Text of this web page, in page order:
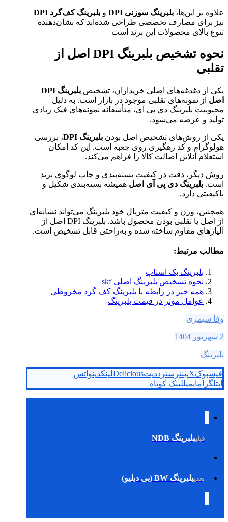
علاوه بر این‌ها، بلبرینگ سوزنی DPI و بلبرینگ کف‌گرد DPI
نیز برای مصارف تخصصی طراحی شده‌اند که نشان‌دهنده
تنوع بالای محصولات این برند است
نحوه تشخیص بلبرینگ DPI اصل از
تقلبی
یکی از دغدغه‌های اصلی خریداران، تشخیص
بلبرینگ DPI
اصل از نمونه‌های تقلبی موجود در بازار است. به دلیل
محبوبیت بلبرینگ دی پی آی، متأسفانه نمونه‌های فیک زیادی
تولید و عرضه می‌شود.
یکی از روش‌های تشخیص اصل بودن بلبرینگ DPI
، بررسی
هولوگرام و کد رهگیری روی جعبه است. این کد امکان
استعلام آنلاین اصالت کالا را فراهم می‌کند.
روش دیگر، دقت در کیفیت بسته‌بندی و چاپ لوگوی برند
است. بلبرینگ دی پی آی اصل همیشه بسته‌بندی شکیل و
باکیفیتی دارد.
همچنین، وزن و کیفیت متریال خود بلبرینگ می‌تواند نشانه‌ای
از اصل یا تقلبی بودن محصول باشد. بلبرینگ DPI اصل از
آلیاژهای مقاوم ساخته شده و به‌راحتی قابل تشخیص است.
مطالب مرتبط:
بلبرینگ بک استاپ
نحوه تشخیص بلبرینگ اصلی skf
همه چیز در رابطه با بلبرینگ کف گرد مخروطی
عوامل موثر در قیمت بلبرینگ
وفا سیمری
2 شهریور 1404
بلبرینگ
فیسبوکXپینترسترددیتDeliciousلینکدینواتس
اپتلگرامایمیللینک کوتاه
قبلیبلبرینگ NDB
بعدیبلبرینگ BW (بی دبلیو)